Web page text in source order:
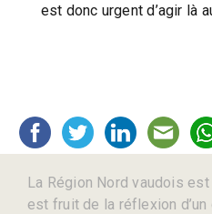
est donc urgent d’agir là
La Région Nord vaudois
est fruit de la réflexion